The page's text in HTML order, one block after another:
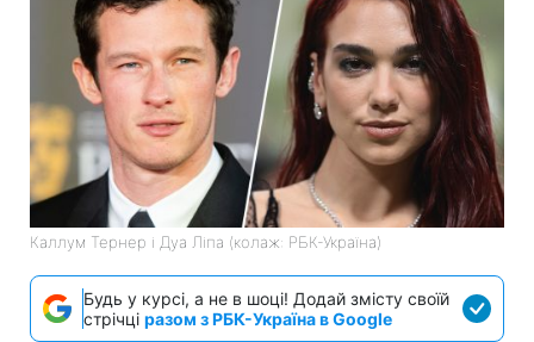
Каллум Тернер і Дуа Ліпа (колаж: РБК-Україна)
Будь у курсі, а не в шоці! Додай змісту своїй
стрічці разом з РБК-Україна в Google